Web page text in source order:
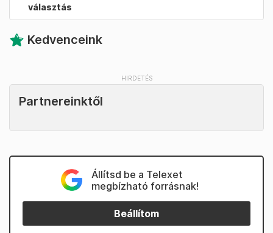
választás
Kedvenceink
Partnereinktől
Állítsd be a Telexet
megbízható forrásnak!
Beállítom